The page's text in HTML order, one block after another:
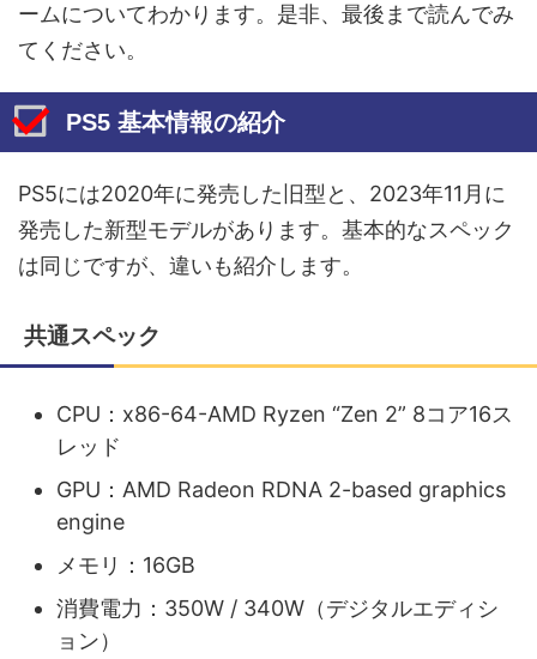
ームについてわかります。是非、最後まで読んでみ
てください。
PS5 基本情報の紹介
PS5には2020年に発売した旧型と、2023年11月に
発売した新型モデルがあります。基本的なスペック
は同じですが、違いも紹介します。
共通スペック
CPU：x86-64-AMD Ryzen “Zen 2” 8コア16ス
レッド
GPU：AMD Radeon RDNA 2-based graphics
engine
メモリ：16GB
消費電力：350W / 340W（デジタルエディシ
ョン）